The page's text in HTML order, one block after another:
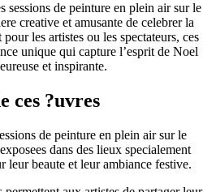
sessions de peinture en plein air sur le
creative et amusante de celebrer la
les artistes ou les spectateurs, ces
unique qui capture l’esprit de Noel
et inspirante.
ces ?uvres
de peinture en plein air sur le
dans des lieux specialement
leur beaute et leur ambiance festive.